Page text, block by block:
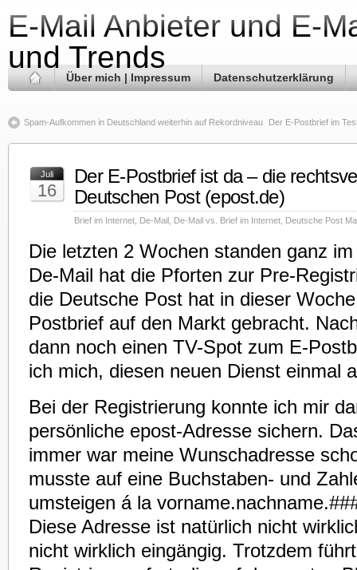
E-Mail Anbieter und E-
und Trends
Über mich | Impressum Datenschutzerklärung
Spam-Aufkommen in Deutschland weiterhin auf Rekordniveau Der E-Postbrief im
Juli
16
Der E-Postbrief ist da – die
Deutschen Post (epost.de)
Brief im Internet De-Mail De-Mail vs. Brief im Internet Deutsche Post
Die letzten 2 Wochen standen ganz
De-Mail hat die Pforten zur Pre-
die Deutsche Post hat in dieser
Postbrief auf den Markt gebracht.
dann noch einen TV-Spot zum E-
ich mich, diesen neuen Dienst einmal
Bei der Registrierung konnte ich mir
persönliche epost-Adresse sichern.
immer war meine Wunschadresse
musste auf eine Buchstaben- und
umsteigen á la
Diese Adresse ist natürlich nicht
nicht wirklich eingängig. Trotzdem